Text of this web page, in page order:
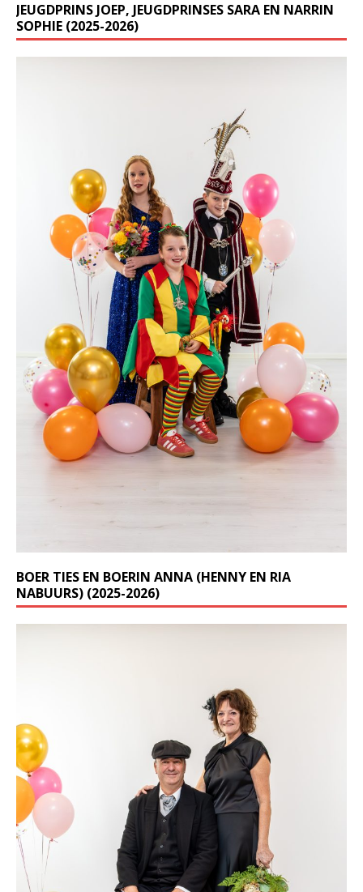
JEUGDPRINS JOEP, JEUGDPRINSES SARA EN NARRIN
SOPHIE (2025-2026)
BOER TIES EN BOERIN ANNA (HENNY EN RIA
NABUURS) (2025-2026)